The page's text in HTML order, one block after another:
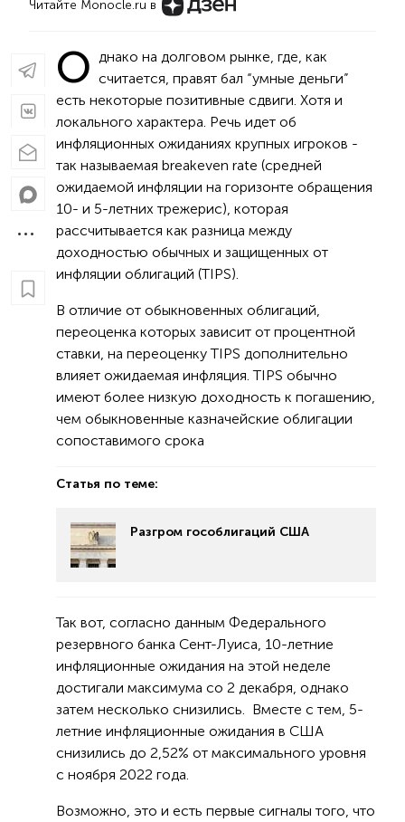
Читайте Monocle.ru в
О
днако на долговом рынке, где, как
считается, правят бал “умные деньги”
есть некоторые позитивные сдвиги. Хотя и
локального характера. Речь идет об
инфляционных ожиданиях крупных игроков -
так называемая breakeven rate (средней
ожидаемой инфляции на горизонте обращения
10- и 5-летних трежерис), которая
рассчитывается как разница между
доходностью обычных и защищенных от
инфляции облигаций (TIPS).
В отличие от обыкновенных облигаций,
переоценка которых зависит от процентной
ставки, на переоценку TIPS дополнительно
влияет ожидаемая инфляция. TIPS обычно
имеют более низкую доходность к погашению,
чем обыкновенные казначейские облигации
сопоставимого срока
Статья по теме:
Разгром гособлигаций США
Так вот, согласно данным Федерального
резервного банка Сент-Луиса, 10-летние
инфляционные ожидания на этой неделе
достигали максимума со 2 декабря, однако
затем несколько снизились. Вместе с тем, 5-
летние инфляционные ожидания в США
снизились до 2,52% от максимального уровня
с ноября 2022 года.
Возможно, это и есть первые сигналы того, что